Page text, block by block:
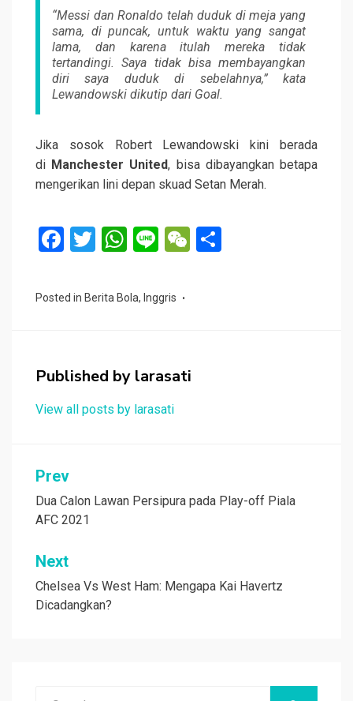
“Messi dan Ronaldo telah duduk di meja yang
sama, di puncak, untuk waktu yang sangat
lama, dan karena itulah mereka tidak
tertandingi. Saya tidak bisa membayangkan
diri saya duduk di sebelahnya,” kata
Lewandowski dikutip dari Goal.
Jika sosok Robert Lewandowski kini berada
di Manchester United, bisa dibayangkan betapa
mengerikan lini depan skuad Setan Merah.
F
ce
o
k
T
tt
W
at
p
p
Li
e
W
Posted in Berita Bola, Inggris
Published by larasati
View all posts by larasati
Navigasi
pos
Prev
Dua Calon Lawan Persipura pada Play-off Piala
AFC 2021
Next
Chelsea Vs West Ham: Mengapa Kai Havertz
Dicadangkan?